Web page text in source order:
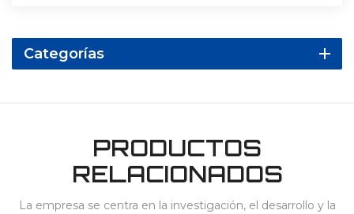
Categorías
PRODUCTOS
RELACIONADOS
La empresa se centra en la investigación, el desarrollo y la